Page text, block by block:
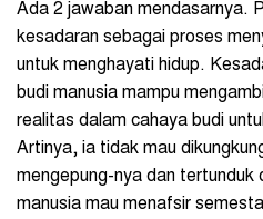
Ada 2 jawaban mendasarnya.
kesadaran sebagai proses
untuk menghayati hidup.
budi manusia mampu
realitas dalam cahaya budi
Artinya, ia tidak mau
mengepung-nya dan tertunduk
manusia mau menafsir